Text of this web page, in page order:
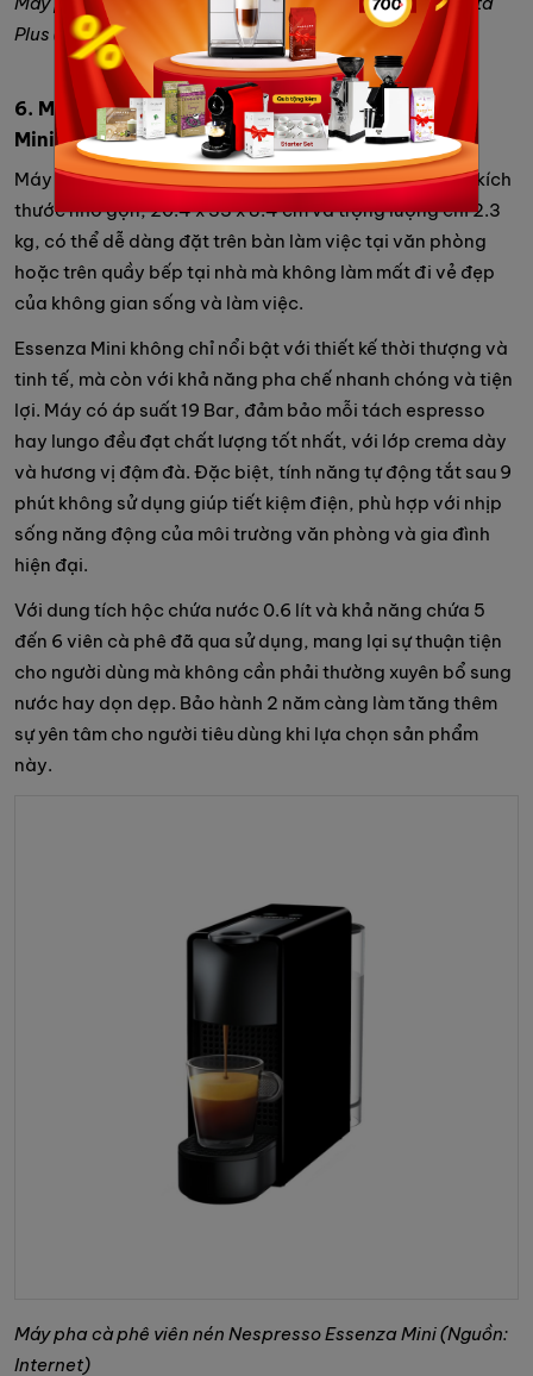
Plus (Nguồn: Internet)
6. Máy pha cà phê viên nén Nespresso Essenza
Mini
Máy pha cà phê viên nén Nespresso Essenza Mini với kích
thước nhỏ gọn, 20.4 x 33 x 8.4 cm và trọng lượng chỉ 2.3
kg, có thể dễ dàng đặt trên bàn làm việc tại văn phòng
hoặc trên quầy bếp tại nhà mà không làm mất đi vẻ đẹp
của không gian sống và làm việc.
Essenza Mini không chỉ nổi bật với thiết kế thời thượng và
tinh tế, mà còn với khả năng pha chế nhanh chóng và tiện
lợi. Máy có áp suất 19 Bar, đảm bảo mỗi tách espresso
hay lungo đều đạt chất lượng tốt nhất, với lớp crema dày
và hương vị đậm đà. Đặc biệt, tính năng tự động tắt sau 9
phút không sử dụng giúp tiết kiệm điện, phù hợp với nhịp
sống năng động của môi trường văn phòng và gia đình
hiện đại.
Với dung tích hộc chứa nước 0.6 lít và khả năng chứa 5
đến 6 viên cà phê đã qua sử dụng, mang lại sự thuận tiện
cho người dùng mà không cần phải thường xuyên bổ sung
nước hay dọn dẹp. Bảo hành 2 năm càng làm tăng thêm
sự yên tâm cho người tiêu dùng khi lựa chọn sản phẩm
này.
Máy pha cà phê viên nén Nespresso Essenza Mini (Nguồn:
Internet)